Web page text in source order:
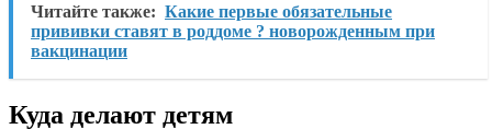
Читайте также: Какие первые обязательные
прививки ставят в роддоме ? новорожденным при
вакцинации
Куда делают детям